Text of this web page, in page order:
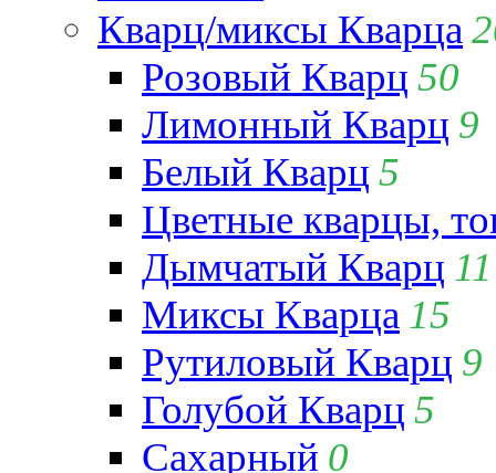
Кварц/миксы Кварца
Розовый Кварц 50
Лимонный Кварц 9
Белый Кварц 5
Цветные кварцы,
Дымчатый Кварц 11
Миксы Кварца 15
Рутиловый Кварц 9
Голубой Кварц 5
Сахарный 0